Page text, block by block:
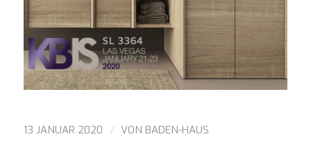
13 JANUAR 2020 / VON BADEN-HAUS